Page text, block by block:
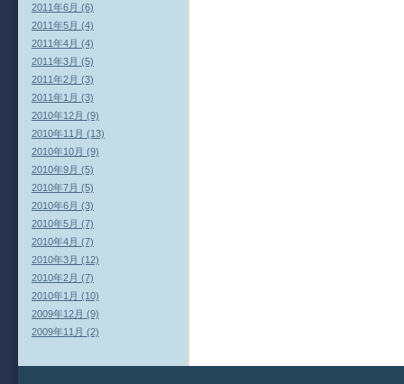
2011年6月 (6)
2011年5月 (4)
2011年4月 (4)
2011年3月 (5)
2011年2月 (3)
2011年1月 (3)
2010年12月 (9)
2010年11月 (13)
2010年10月 (9)
2010年9月 (5)
2010年7月 (5)
2010年6月 (3)
2010年5月 (7)
2010年4月 (7)
2010年3月 (12)
2010年2月 (7)
2010年1月 (10)
2009年12月 (9)
2009年11月 (2)